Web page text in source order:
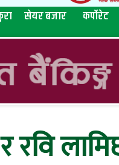
सेयर बजार कर्पोरेट
रवि